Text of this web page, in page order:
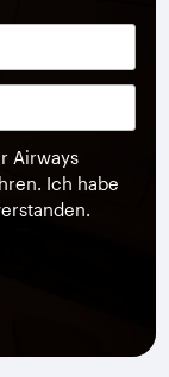
Airways
Ich habe